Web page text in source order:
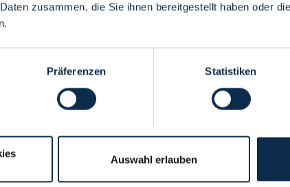
zusammen, die Sie ihnen bereitgestellt haben oder
Präferenzen Statistiken
Auswahl erlauben